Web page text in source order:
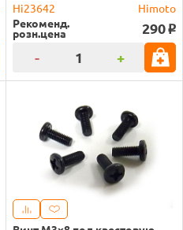
Hi23642
Himoto
Рекоменд.
розн.цена 290 o
- +